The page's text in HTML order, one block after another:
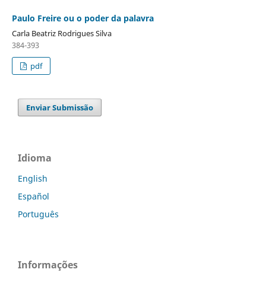
Paulo Freire ou o poder da palavra
Carla Beatriz Rodrigues Silva
384-393
pdf
Enviar Submissão
Idioma
English
Español
Português
Informações